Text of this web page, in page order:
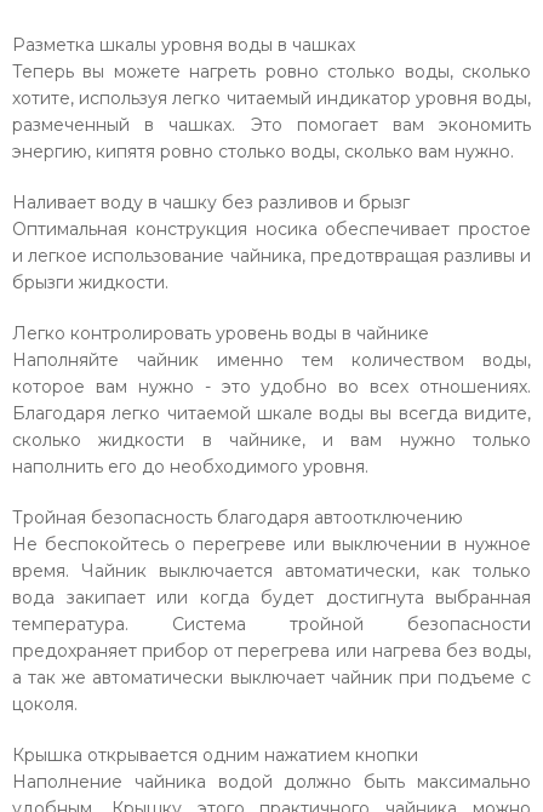
Разметка шкалы уровня воды в чашках
Теперь вы можете нагреть ровно столько воды, сколько
хотите, используя легко читаемый индикатор уровня воды,
размеченный в чашках. Это помогает вам экономить
энергию, кипятя ровно столько воды, сколько вам нужно.
Наливает воду в чашку без разливов и брызг
Оптимальная конструкция носика обеспечивает простое
и легкое использование чайника, предотвращая разливы и
брызги жидкости.
Легко контролировать уровень воды в чайнике
Наполняйте чайник именно тем количеством воды,
которое вам нужно - это удобно во всех отношениях.
Благодаря легко читаемой шкале воды вы всегда видите,
сколько жидкости в чайнике, и вам нужно только
наполнить его до необходимого уровня.
Тройная безопасность благодаря автоотключению
Не беспокойтесь о перегреве или выключении в нужное
время. Чайник выключается автоматически, как только
вода закипает или когда будет достигнута выбранная
температура. Система тройной безопасности
предохраняет прибор от перегрева или нагрева без воды,
а так же автоматически выключает чайник при подъеме с
цоколя.
Крышка открывается одним нажатием кнопки
Наполнение чайника водой должно быть максимально